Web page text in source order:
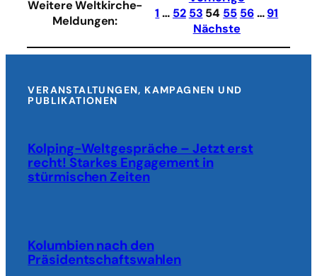
starten
Osteuropa-
Weitere Weltkirche-
Meldungen:
1 … 52 53 54 55 56 … 91
Nächste
VERANSTALTUNGEN, KAMPAGNEN UND
PUBLIKATIONEN
Kolping-Weltgespräche – Jetzt erst
recht! Starkes Engagement in
stürmischen Zeiten
Kolumbien nach den
Präsidentschaftswahlen